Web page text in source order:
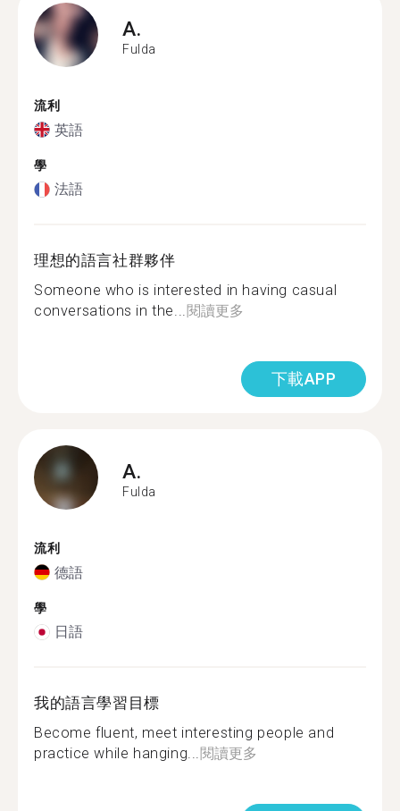
A.
Fulda
流利
英語
學
法語
理想的語言社群夥伴
Someone who is interested in having casual
conversations in the...閱讀更多
下載APP
A.
Fulda
流利
德語
學
日語
我的語言學習目標
Become fluent, meet interesting people and
practice while hanging...閱讀更多